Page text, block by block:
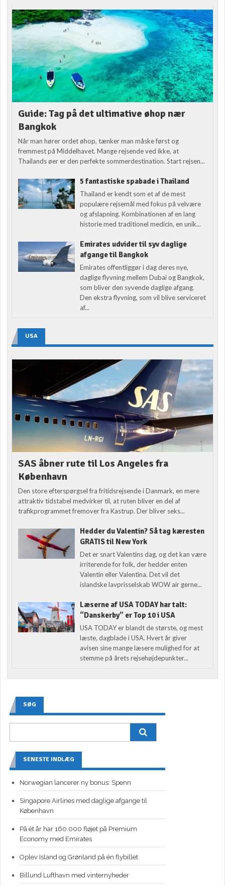
Guide: Tag på det ultimative øhop nær
Bangkok
Når man hører ordet øhop, tænker man måske først og
fremmest på Middelhavet. Mange rejsende ved ikke, at
Thailands øer er den perfekte sommerdestination. Start rejsen...
5 fantastiske spabade i Thailand
Thailand er kendt som et af de mest
populære rejsemål med fokus på velvære
og afslapning. Kombinationen af en lang
historie med traditionel medicin, en unik...
Emirates udvider til syv daglige
afgange til Bangkok
Emirates offentliggør i dag deres nye,
daglige flyvning mellem Dubai og Bangkok,
som bliver den syvende daglige afgang.
Den ekstra flyvning, som vil blive serviceret
af...
USA
SAS åbner rute til Los Angeles fra
København
Den store efterspørgsel fra fritidsrejsende i Danmark, en mere
attraktiv tidstabel medvirker til, at ruten bliver en del af
trafikprogrammet fremover fra Kastrup. Der bliver seks...
Hedder du Valentin? Så tag kæresten
GRATIS til New York
Det er snart Valentins dag, og det kan være
irriterende for folk, der hedder enten
Valentin eller Valentina. Det vil det
islandske lavprisselskab WOW air gerne...
Læserne af USA TODAY har talt:
“Danskerby” er Top 10 i USA
USA TODAY er blandt de største, og mest
læste, dagblade i USA. Hvert år giver
avisen sine mange læsere mulighed for at
stemme på årets rejsehøjdepunkter...
SØG
SENESTE INDLÆG
Norwegian lancerer ny bonus: Spenn
Singapore Airlines med daglige afgange til
København
På ét år har 160.000 fløjet på Premium
Economy med Emirates
Oplev Island og Grønland på én flybillet
Billund Lufthavn med vinternyheder